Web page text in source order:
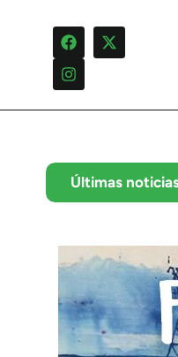
Últimas
‘normalizar’ el consumo